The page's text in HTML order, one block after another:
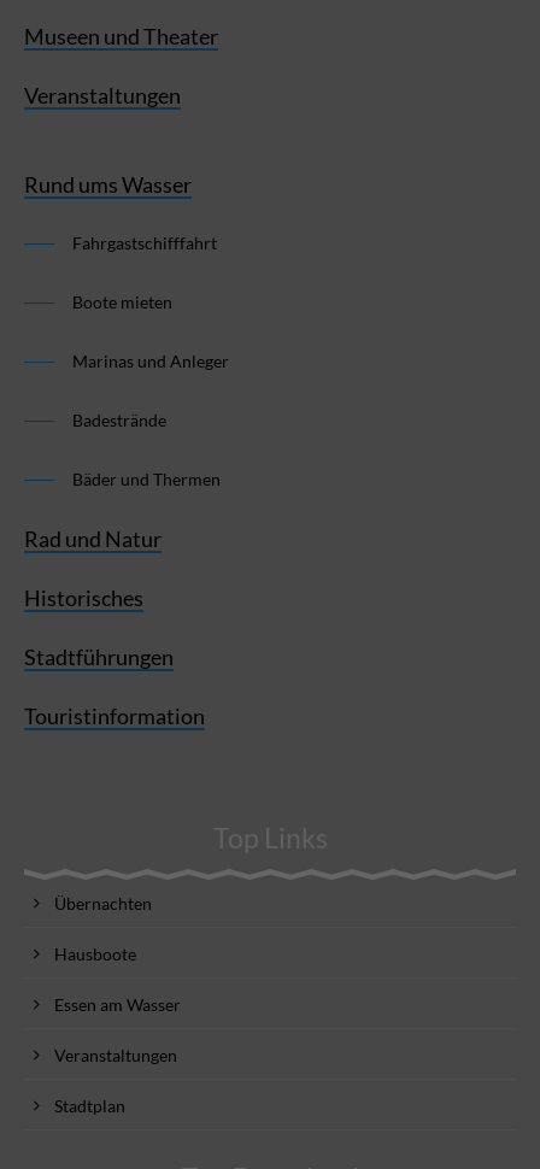
Museen und Theater
Veranstaltungen
Rund ums Wasser
Fahrgastschifffahrt
Boote mieten
Marinas und Anleger
Badestrände
Bäder und Thermen
Rad und Natur
Historisches
Stadtführungen
Touristinformation
Top Links
Übernachten
Hausboote
Essen am Wasser
Veranstaltungen
Stadtplan